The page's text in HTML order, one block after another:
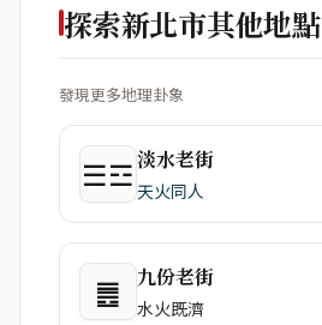
探索新北市其他地點
發現更多地理卦象
☰☲淡水老街
天火同人
䷌ 九份老街
水火既濟